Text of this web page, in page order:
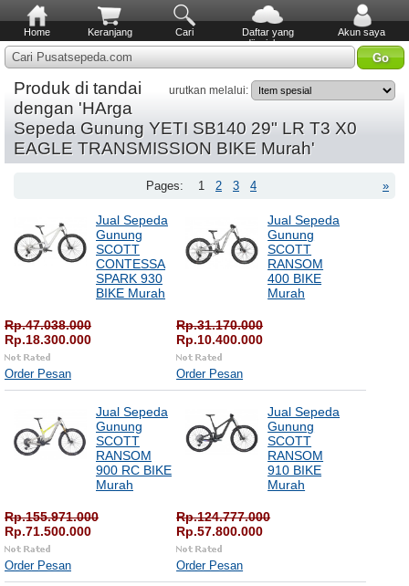
Home Keranjang Cari
Daftar yang
diinginkan
Akun saya
Cari Pusatsepeda.com
urutkan melalui:
Produk di tandai
dengan 'HArga
Sepeda Gunung YETI SB140 29" LR T3 X0
EAGLE TRANSMISSION BIKE Murah'
»
Pages: 1 2 3 4
Jual Sepeda
Gunung
SCOTT
CONTESSA
SPARK 930
BIKE Murah
Rp.47.038.000
Rp.18.300.000
Order Pesan
Jual Sepeda
Gunung
SCOTT
RANSOM
400 BIKE
Murah
Rp.31.170.000
Rp.10.400.000
Order Pesan
Jual Sepeda
Gunung
SCOTT
RANSOM
900 RC BIKE
Murah
Rp.155.971.000
Rp.71.500.000
Order Pesan
Jual Sepeda
Gunung
SCOTT
RANSOM
910 BIKE
Murah
Rp.124.777.000
Rp.57.800.000
Order Pesan